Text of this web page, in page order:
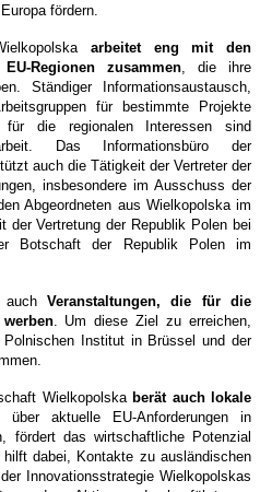
fördern.
arbeitet eng mit den
Regionen zusammen, die ihre
Ständiger Informationsaustausch,
für bestimmte Projekte
für die regionalen Interessen sind
Das Informationsbüro der
auch die Tätigkeit der Vertreter der
insbesondere im Ausschuss der
Abgeordneten aus Wielkopolska im
der Vertretung der Republik Polen bei
Botschaft der Republik Polen im
auchVeranstaltungen, die für die
. Um diese Ziel zu erreichen,
Institut in Brüssel und der
Wielkopolska berät auch lokale
über aktuelle EU-Anforderungen in
fördert das wirtschaftliche Potenzial
dabei, Kontakte zu ausländischen
Innovationsstrategie Wielkopolskas